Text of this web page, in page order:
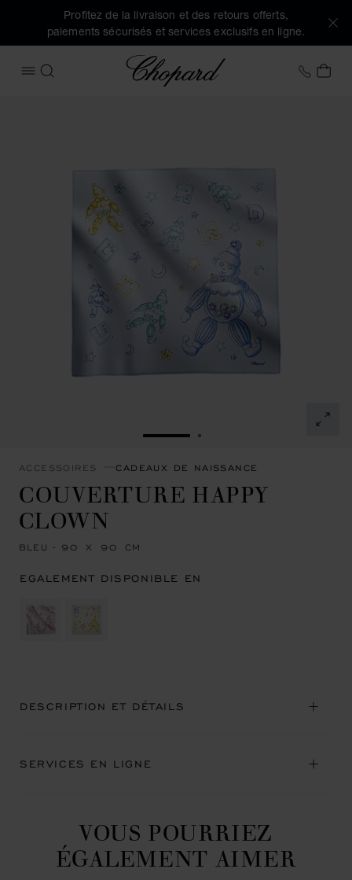
Profitez de la livraison et des retours offerts,
paiements sécurisés et services exclusifs en ligne.
OUVRIR LE MENU
RECHERCHER
Chopard +41
ALLER À LA DIAPOSITIVE 1
ALLER À LA
ACCESSOIRES CADEAUX DE NAISSANCE
COUVERTURE HAPPY
CLOWN
BLEU - 90 X 90 CM
EGALEMENT DISPONIBLE EN
DESCRIPTION ET DÉTAILS
SERVICES EN LIGNE
VOUS POURRIEZ
ÉGALEMENT AIMER